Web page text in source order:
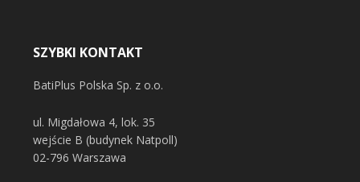
SZYBKI KONTAKT
BatiPlus Polska Sp. z o.o.
ul. Migdałowa 4, lok. 35
wejście B (budynek Natpoll)
02-796 Warszawa